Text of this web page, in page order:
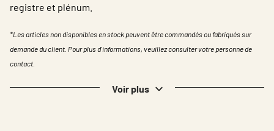
registre et plénum.
*Les articles non disponibles en stock peuvent être commandés ou fabriqués sur
demande du client. Pour plus d'informations, veuillez consulter votre personne de
contact.
Voir plus